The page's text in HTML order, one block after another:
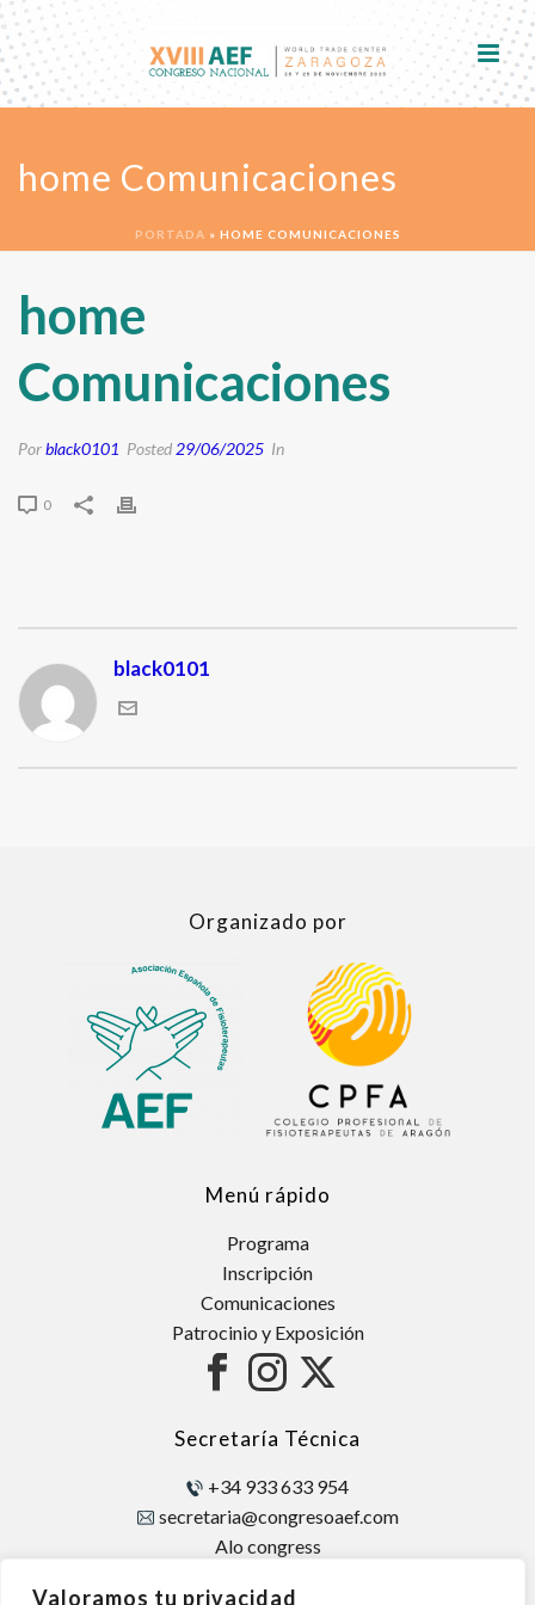
Valoramos tu privacidad
home Comunicaciones
PORTADA » HOME COMUNICACIONES
home
Comunicaciones
Porblack0101 Posted 29/06/2025 In
0
black0101
Organizado por
Menú rápido
Programa
Inscripción
Comunicaciones
Patrocinio y Exposición
Secretaría Técnica
+34 933 633 954
secretaria@congresoaef.com
Alo congress